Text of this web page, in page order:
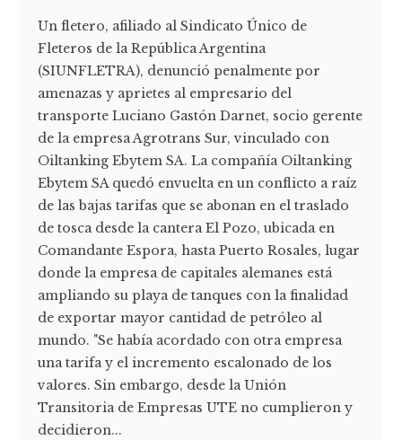
Un fletero, afiliado al Sindicato Único de
Fleteros de la República Argentina
(SIUNFLETRA), denunció penalmente por
amenazas y aprietes al empresario del
transporte Luciano Gastón Darnet, socio gerente
de la empresa Agrotrans Sur, vinculado con
Oiltanking Ebytem SA. La compañía Oiltanking
Ebytem SA quedó envuelta en un conflicto a raíz
de las bajas tarifas que se abonan en el traslado
de tosca desde la cantera El Pozo, ubicada en
Comandante Espora, hasta Puerto Rosales, lugar
donde la empresa de capitales alemanes está
ampliando su playa de tanques con la finalidad
de exportar mayor cantidad de petróleo al
mundo. "Se había acordado con otra empresa
una tarifa y el incremento escalonado de los
valores. Sin embargo, desde la Unión
Transitoria de Empresas UTE no cumplieron y
decidieron...